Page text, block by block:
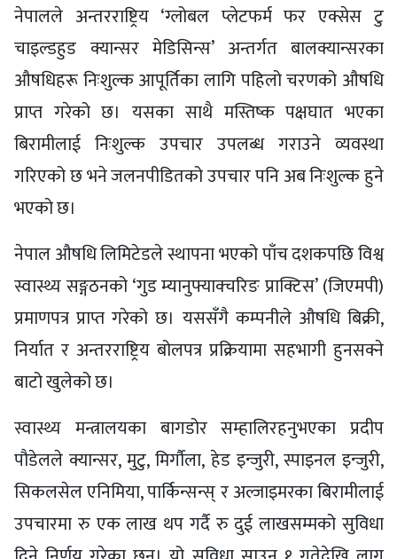
नेपालले अन्तरराष्ट्रिय ‘ग्लोबल प्लेटफर्म फर एक्सेस टु
चाइल्डहुड क्यान्सर मेडिसिन्स’ अन्तर्गत बालक्यान्सरका
औषधिहरू निःशुल्क आपूर्तिका लागि पहिलो चरणको औषधि
प्राप्त गरेको छ। यसका साथै मस्तिष्क पक्षघात भएका
बिरामीलाई निःशुल्क उपचार उपलब्ध गराउने व्यवस्था
गरिएको छ भने जलनपीडितको उपचार पनि अब निःशुल्क हुने
भएको छ।
नेपाल औषधि लिमिटेडले स्थापना भएको पाँच दशकपछि विश्व
स्वास्थ्य सङ्गठनको ‘गुड म्यानुफ्याक्चरिङ प्राक्टिस’ (जिएमपी)
प्रमाणपत्र प्राप्त गरेको छ। यससँगै कम्पनीले औषधि बिक्री,
निर्यात र अन्तरराष्ट्रिय बोलपत्र प्रक्रियामा सहभागी हुनसक्ने
बाटो खुलेको छ।
स्वास्थ्य मन्त्रालयका बागडोर सम्हालिरहनुभएका प्रदीप
पौडेलले क्यान्सर, मुटु, मिर्गाैला, हेड इन्जुरी, स्पाइनल इन्जुरी,
सिकलसेल एनिमिया, पार्किन्सन्स् र अल्जाइमरका बिरामीलाई
उपचारमा रु एक लाख थप गर्दै रु दुई लाखसम्मको सुविधा